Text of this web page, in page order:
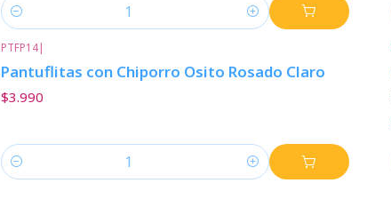
Cantidad
PTFP14|
Pantuflitas con Chiporro Osito Rosado Claro
$3.990
Cantidad